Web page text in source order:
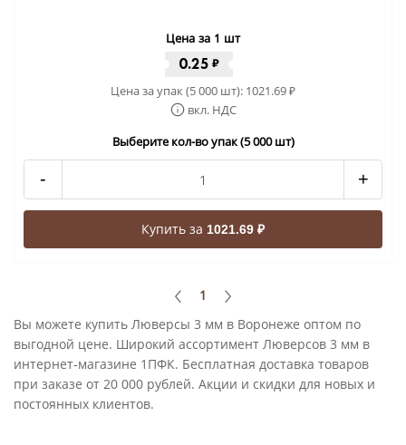
Цена за 1 шт
0.25 ₽
Цена за упак (5 000 шт): 1021.69₽
вкл. НДС
Выберите кол-во упак (5 000 шт)
- +
Купить за 1021.69 ₽
1
Вы можете купить Люверсы 3 мм в Воронеже оптом по
выгодной цене. Широкий ассортимент Люверсов 3 мм в
интернет-магазине 1ПФК. Бесплатная доставка товаров
при заказе от 20 000 рублей. Акции и скидки для новых и
постоянных клиентов.